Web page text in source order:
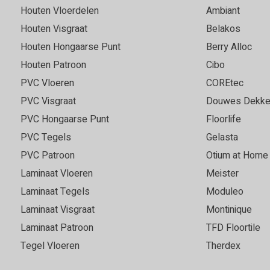
goed geholpen en
gekregen. Erg
in contact heeft gebracht
direct op de bestaande
is een fantastisch mooie
Fijn om grote
vloer in elk licht goed kan
snel leverbaar en we
ons uitkwam. Bezorgd
ook al was het
kwaliteit. Echt een
05-05-2026
Goede, vriendelijke
Super vloer en service top!
Houten Vloerdelen
Houten Visgraat
Houten Hongaarse Punt
Houten Patroon
PVC Vloeren
PVC Visgraat
PVC Hongaarse Punt
PVC Tegels
PVC Patroon
Laminaat Vloeren
Laminaat Tegels
Laminaat Visgraat
Laminaat Patroon
Tegel Vloeren
Ambiant
Belakos
Berry Alloc
Cibo
COREtec
Douwes
Floorlife
Gelasta
Otium at Home
Meister
Moduleo
Montinique
TFD Floortile
Therdex